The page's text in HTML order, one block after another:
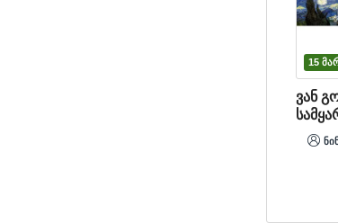
15
ვან